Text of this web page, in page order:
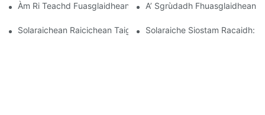
Àm Ri Teachd Fuasglaidhean Raic Pallet: Gluasadan Agus
A’ Sgrùdadh Fhuasglaidhean
Solaraichean Raicichean Taigh-Bathair: Dè A Bu Chòir Dhut A
Solaraiche Siostam Racaidh: